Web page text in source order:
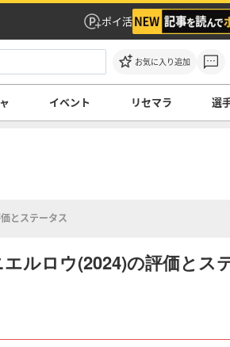
ポイ活
お気に入り追加
イベント リセマラ 選
とステータス
エルロウ(2024)の評価とス